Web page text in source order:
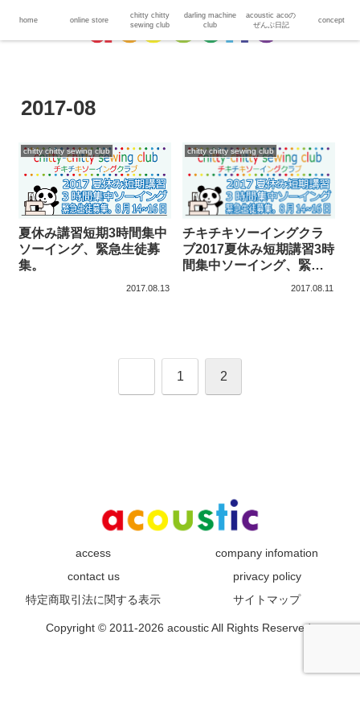
2017-08
chitty chitty sewing club
夏休み講習短期3時間集中
ソーイング、緊急生徒募
集。
2017.08.13
chitty chitty sewing club
チキチキソーイングクラ
ブ2017夏休み短期講習3時
間集中ソーイング、緊急
2017.08.11
1 2
access
company infomation
contact us
privacy policy
特定商取引法に関する表示
サイトマップ
Copyright © 2011-2026 acoustic All Rights Reserved.
home online store
chitty chitty
sewing club
darling machine
club
acoustic acoの
ぜんぶ日記
concept